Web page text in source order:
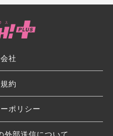
社
約
ポリシー
外部送信について